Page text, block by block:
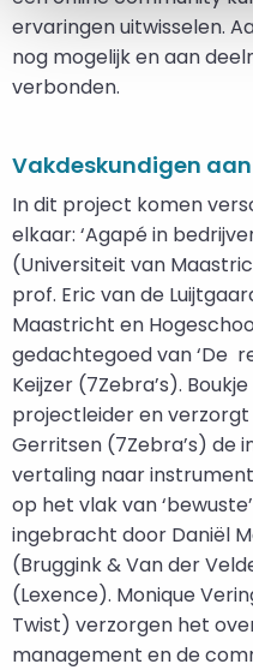
ervaringen uitwisselen.
nog mogelijk en aan
verbonden.
Vakdeskundigen
In dit project komen
elkaar: ‘Agapé in
(Universiteit van
prof. Eric van de
Maastricht en
gedachtegoed van ‘De
Keijzer (7Zebra’s).
projectleider en
Gerritsen (7Zebra’s) de
vertaling naar
op het vlak van
ingebracht door Daniël
(Bruggink & Van der
(Lexence). Monique
Twist) verzorgen het
management en de